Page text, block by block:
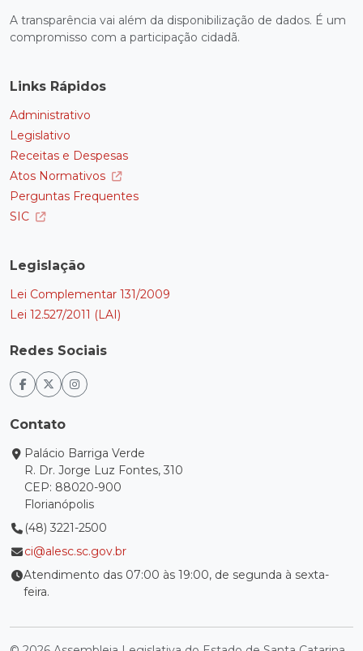
A transparência vai além da disponibilização de dados. É um
compromisso com a participação cidadã.
Links Rápidos
Administrativo
Legislativo
Receitas e Despesas
Atos Normativos
Perguntas Frequentes
SIC
Legislação
Lei Complementar 131/2009
Lei 12.527/2011 (LAI)
Redes Sociais
Contato
Palácio Barriga Verde
R. Dr. Jorge Luz Fontes, 310
CEP: 88020-900
Florianópolis
(48) 3221-2500
ci@alesc.sc.gov.br
Atendimento das 07:00 às 19:00, de segunda à sexta-
feira.